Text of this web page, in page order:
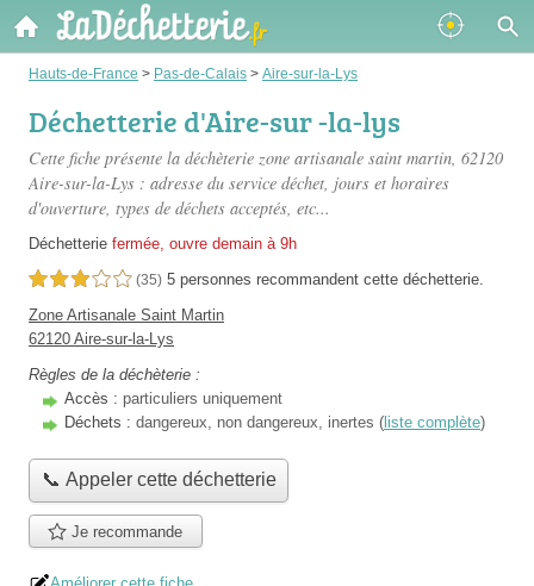
Hauts-de-France > Pas-de-Calais > Aire-sur-la-Lys
Déchetterie d'Aire-sur -la-lys
Cette fiche présente la déchèterie zone artisanale saint martin, 62120
Aire-sur-la-Lys : adresse du service déchet, jours et horaires
d'ouverture, types de déchets acceptés, etc...
Déchetterie fermée, ouvre demain à 9h
3,0 étoiles sur 5 (35) 5 personnes recommandent cette déchetterie.
Zone Artisanale Saint Martin
62120 Aire-sur-la-Lys
Règles de la déchèterie :
Accès : particuliers uniquement
Déchets : dangereux, non dangereux, inertes ( liste complète)
📞 Appeler cette déchetterie
Je recommande